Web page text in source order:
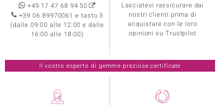
+49 17 47 68 94 50
+39 06 89970061 e tasto 3
(dalle 09:00 alle 12:00 e dalle
16:00 alle 18:00)
Lasciatevi rassicurare dai
nostri clienti prima di
acquistare con le loro
opinioni su Trustpilot
Il vostro esperto di gemme preziose certificate